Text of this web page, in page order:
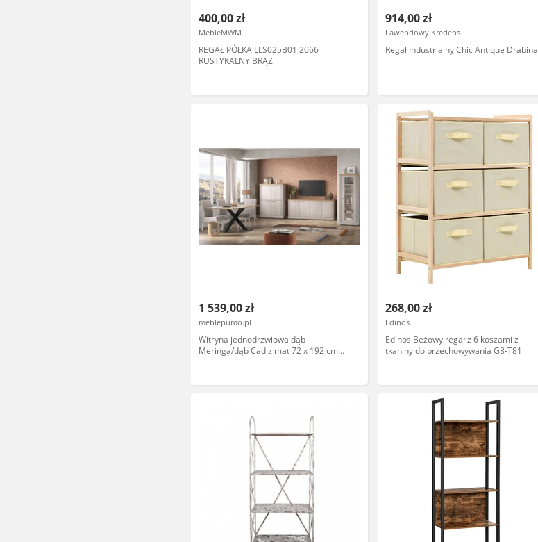
400,00 zł
MebleMWM
REGAŁ PÓŁKA LLS025B01 2066
RUSTYKALNY BRĄZ
914,00 zł
Lawendowy Kredens
Regał Industrialny Chic Antique Drabina
1 539,00 zł
meblepumo.pl
Witryna jednodrzwiowa dąb
Meringa/dąb Cadiz mat 72 x 192 cm
268,00 zł
Edinos
Edinos Beżowy regał z 6 koszami z
tkaniny do przechowywania G8-T81